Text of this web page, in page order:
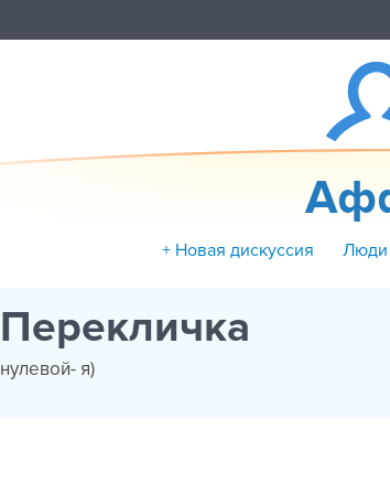
+ Новая дискуссия Люди
Перекличка
нулевой- я)